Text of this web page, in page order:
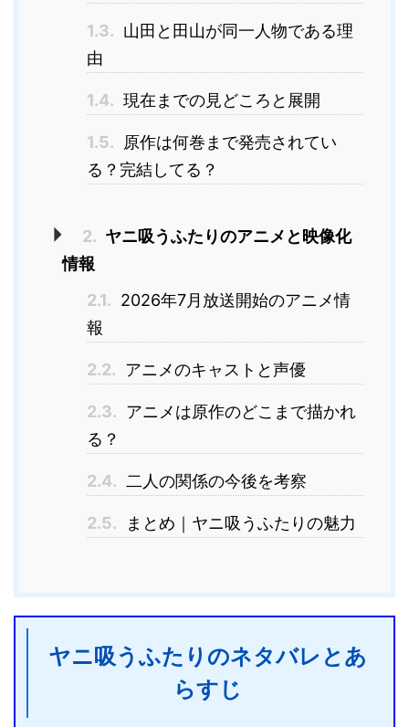
1.3. 山田と田山が同一人物である理
由
1.4. 現在までの見どころと展開
1.5.
原作は何巻まで発売されてい
る？完結してる？
2. ヤニ吸うふたりのアニメと映像化
情報
2.1. 2026年7月放送開始のアニメ情
報
2.2. アニメのキャストと声優
2.3. アニメは原作のどこまで描かれ
る？
2.4. 二人の関係の今後を考察
2.5. まとめ｜ヤニ吸うふたりの魅力
ヤニ吸うふたりのネタバレとあ
らすじ